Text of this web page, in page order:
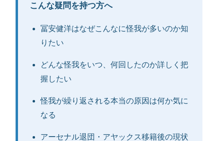
こんな疑問を持つ方へ
冨安健洋はなぜこんなに怪我が多いのか知
りたい
どんな怪我をいつ、何回したのか詳しく把
握したい
怪我が繰り返される本当の原因は何か気に
なる
アーセナル退団・アヤックス移籍後の現状